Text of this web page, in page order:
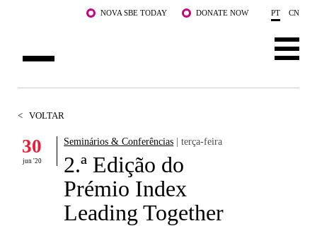
Saltar para o conteúdo principalNOVA SBE TODAY DONATE NOW PT CN
DOCENTES E INVESTIGAÇÃO
COMUNIDADE
< VOLTAR
30
jun '20
Seminários & Conferências | terça-feira
2.ª Edição do
Prémio Index
Leading Together